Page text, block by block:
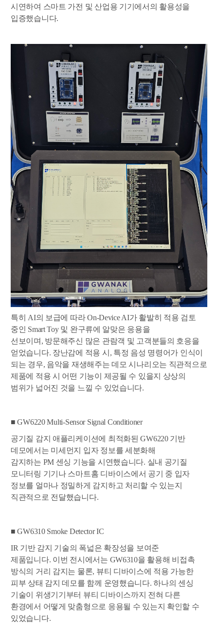
시연하여 스마트 가전 및 산업용 기기에서의 활용성을
입증했습니다.
특히 AI의 보급에 따라 On-Device AI가 활발히 적용 검토
중인 Smart Toy 및 완구류에 알맞은 응용을
선보이며, 방문해주신 많은 관람객 및 고객분들의 호응을
얻었습니다. 장난감에 적용 시, 특정 음성 명령어가 인식이
되는 경우, 음악을 재생해주는 데모 시나리오는 직관적으로
제품에 적용 시 어떤 기능이 제공될 수 있을지 상상의
범위가 넓어진 것을 느낄 수 있었습니다.
■ GW6220 Multi-Sensor Signal Conditioner
공기질 감지 애플리케이션에 최적화된 GW6220 기반
데모에서는 미세먼지 입자 정보를 세분화해
감지하는 PM 센싱 기능을 시연했습니다. 실내 공기질
모니터링 기기나 스마트홈 디바이스에서 공기 중 입자
정보를 얼마나 정밀하게 감지하고 처리할 수 있는지
직관적으로 전달했습니다.
■ GW6310 Smoke Detector IC
IR 기반 감지 기술의 폭넓은 확장성을 보여준
제품입니다. 이번 전시에서는 GW6310을 활용해 비접촉
방식의 거리 감지는 물론, 뷰티 디바이스에 적용 가능한
피부 상태 감지 데모를 함께 운영했습니다. 하나의 센싱
기술이 위생기기부터 뷰티 디바이스까지 전혀 다른
환경에서 어떻게 맞춤형으로 응용될 수 있는지 확인할 수
있었습니다.